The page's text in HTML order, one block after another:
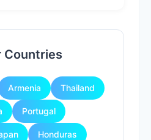
Countries
Armenia Thailand
Portugal
Honduras